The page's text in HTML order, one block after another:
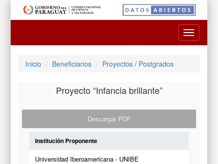
Toggle
Inicio Beneficiarios Proyectos / Postgrados
Proyecto “Infancia brillante”
Descargar PDF
Institución Proponente
Universidad Iberoamericana - UNIBE